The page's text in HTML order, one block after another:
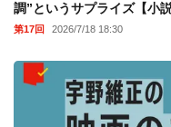
調”というサプライズ【小
第17回 2026/7/18 18:30